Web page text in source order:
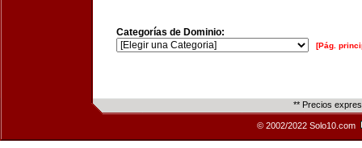
Categorías de Dominio:
[Pág.
** Precios
© 2002/2022 Solo10.com